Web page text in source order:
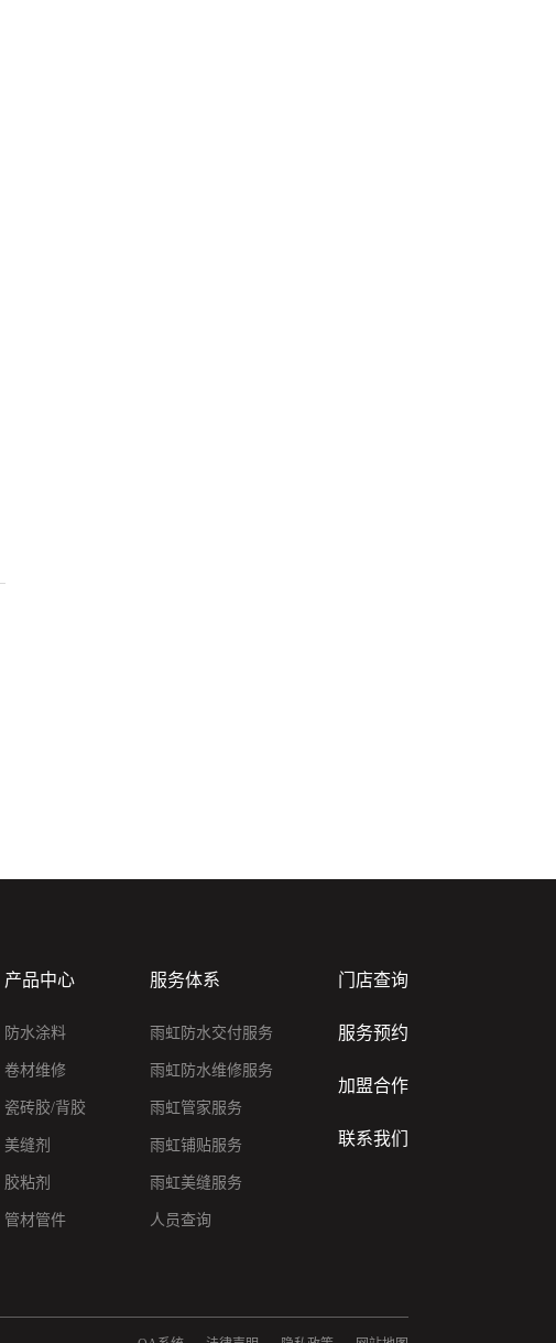
产品中心
防水涂料
卷材维修
瓷砖胶/背胶
美缝剂
胶粘剂
管材管件
服务体系
雨虹防水交付服务
雨虹防水维修服务
雨虹管家服务
雨虹铺贴服务
雨虹美缝服务
人员查询
门店查询
服务预约
加盟合作
联系我们